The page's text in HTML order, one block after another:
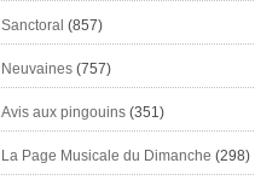
Sanctoral (857)
Neuvaines(757)
Avis aux pingouins(351)
La Page Musicale du Dimanche (298)